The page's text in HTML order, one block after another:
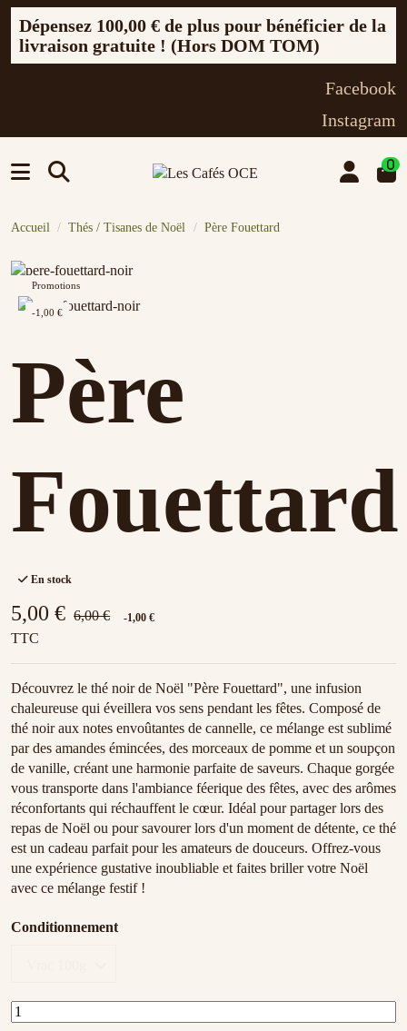
Dépensez 100,00 € de plus pour bénéficier de la
livraison gratuite ! (Hors DOM TOM)
Facebook
Instagram
0
Accueil Thés / Tisanes de Noël Père Fouettard
Promotions
-1,00 €
Père
Fouettard
En stock
5,00 € 6,00 € -1,00 €
TTC
Découvrez le thé noir de Noël "Père Fouettard", une infusion
chaleureuse qui éveillera vos sens pendant les fêtes. Composé de
thé noir aux notes envoûtantes de cannelle, ce mélange est sublimé
par des amandes émincées, des morceaux de pomme et un soupçon
de vanille, créant une harmonie parfaite de saveurs. Chaque gorgée
vous transporte dans l'ambiance féerique des fêtes, avec des arômes
réconfortants qui réchauffent le cœur. Idéal pour partager lors des
repas de Noël ou pour savourer lors d'un moment de détente, ce thé
est un cadeau parfait pour les amateurs de douceurs. Offrez-vous
une expérience gustative inoubliable et faites briller votre Noël
avec ce mélange festif !
Conditionnement